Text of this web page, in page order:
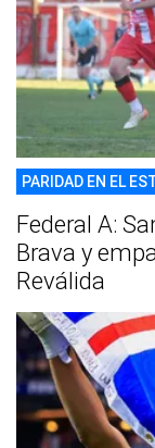
PARIDAD EN EL
Federal A:
Brava y
Reválida